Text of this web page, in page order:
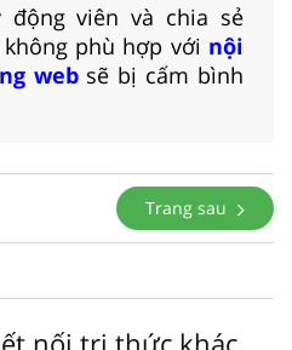
động viên và chia sẻ
phù hợp với nội
websẽ bị cấm bình
Trang sau
nối tri thức khác